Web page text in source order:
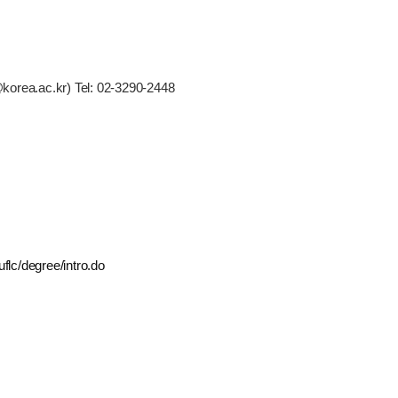
Tel: 02-3290-2448
degree/intro.do